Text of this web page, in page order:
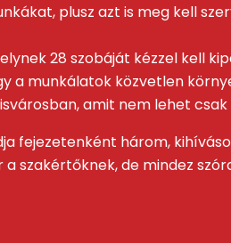
plusz azt is meg kell
28 szobáját kézzel kell
a munkálatok közvetlen
amit nem lehet
fejezetenként három,
szakértőknek, de mindez